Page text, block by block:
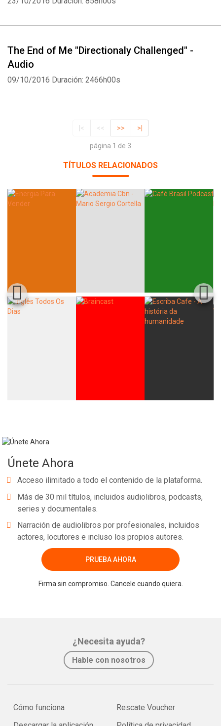
The End of Me "Directionaly Challenged" -
Audio
09/10/2016 Duración: 2466h00s
|< << >> >|
página 1 de 3
TÍTULOS RELACIONADOS
Únete Ahora
Acceso ilimitado a todo el contenido de la plataforma.
Más de 30 mil títulos, incluidos audiolibros, podcasts,
series y documentales.
Narración de audiolibros por profesionales, incluidos
actores, locutores e incluso los propios autores.
PRUEBA AHORA
Firma sin compromiso. Cancele cuando quiera.
¿Necesita ayuda?
Hable con nosotros
Cómo funciona
Rescate Voucher